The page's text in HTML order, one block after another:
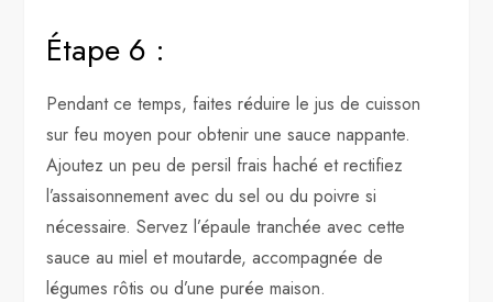
Étape 6 :
Pendant ce temps, faites réduire le jus de cuisson
sur feu moyen pour obtenir une sauce nappante.
Ajoutez un peu de persil frais haché et rectifiez
l’assaisonnement avec du sel ou du poivre si
nécessaire. Servez l’épaule tranchée avec cette
sauce au miel et moutarde, accompagnée de
légumes rôtis ou d’une purée maison.